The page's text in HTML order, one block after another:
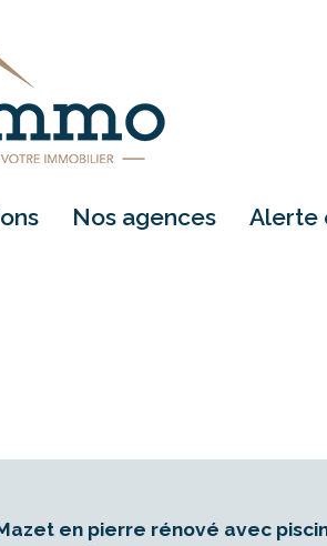
nos agences
en pierre rénové avec